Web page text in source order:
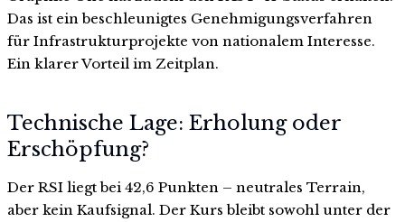
Das ist ein beschleunigtes Genehmigungsverfahren
für Infrastrukturprojekte von nationalem Interesse.
Ein klarer Vorteil im Zeitplan.
Technische Lage: Erholung oder
Erschöpfung?
Der RSI liegt bei 42,6 Punkten – neutrales Terrain,
aber kein Kaufsignal. Der Kurs bleibt sowohl unter der